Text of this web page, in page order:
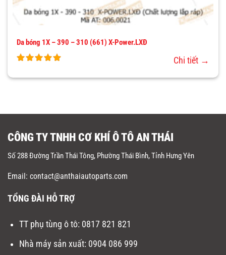
Da bóng 1X – 390 – 310 (661) X-Power.LXĐ
Chi tiết →
CÔNG TY TNHH CƠ KHÍ Ô TÔ AN THÁI
Số 288 Đường Trần Thái Tông, Phường Thái Bình, Tỉnh Hưng Yên
Email: contact@anthaiautoparts.com
TỔNG ĐÀI HỖ TRỢ
TT phụ tùng ô tô: 0817 821 821
Nhà máy sản xuất: 0904 086 999